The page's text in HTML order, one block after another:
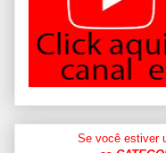
Se você estiver